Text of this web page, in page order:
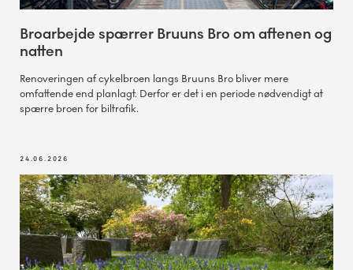
Broarbejde spærrer Bruuns Bro om aftenen og
natten
Renoveringen af cykelbroen langs Bruuns Bro bliver mere
omfattende end planlagt. Derfor er det i en periode nødvendigt at
spærre broen for biltrafik.
24.06.2026